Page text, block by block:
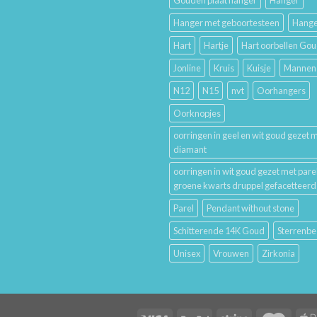
Hanger met geboortesteen
Hart
Hartje
Hart oorbellen
Jonline
Kruis Kuisje
Mannen
N12
N15 nvt
Oorhangers
Oorknopjes
oorringen in geel en wit goud gezet
diamant
oorringen in wit goud gezet met
groene kwarts druppel gefacetteerd
Parel
Pendant without stone
Schitterende 14K Goud
Unisex
Vrouwen Zirkonia